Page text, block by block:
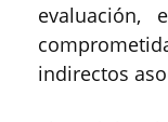
evaluación,
indirectos